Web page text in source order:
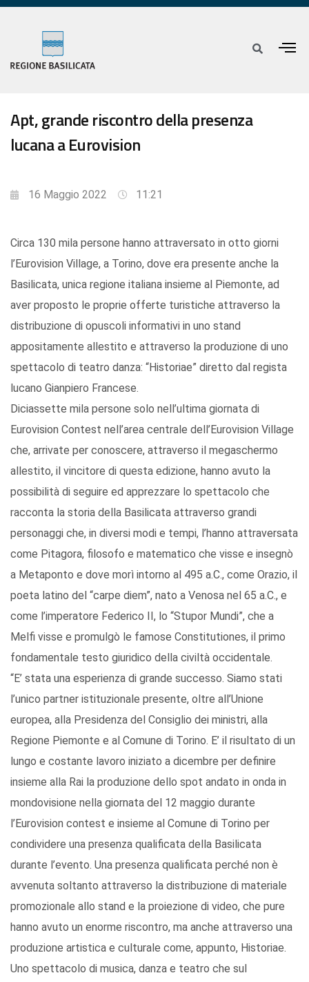
Apt, grande riscontro della presenza
lucana a Eurovision
16 Maggio 2022 11:21
Circa 130 mila persone hanno attraversato in otto giorni
l’Eurovision Village, a Torino, dove era presente anche la
Basilicata, unica regione italiana insieme al Piemonte, ad
aver proposto le proprie offerte turistiche attraverso la
distribuzione di opuscoli informativi in uno stand
appositamente allestito e attraverso la produzione di uno
spettacolo di teatro danza: “Historiae” diretto dal regista
lucano Gianpiero Francese.
Diciassette mila persone solo nell’ultima giornata di
Eurovision Contest nell’area centrale dell’Eurovision Village
che, arrivate per conoscere, attraverso il megaschermo
allestito, il vincitore di questa edizione, hanno avuto la
possibilità di seguire ed apprezzare lo spettacolo che
racconta la storia della Basilicata attraverso grandi
personaggi che, in diversi modi e tempi, l’hanno attraversata
come Pitagora, filosofo e matematico che visse e insegnò
a Metaponto e dove morì intorno al 495 a.C., come Orazio, il
poeta latino del “carpe diem”, nato a Venosa nel 65 a.C., e
come l’imperatore Federico II, lo “Stupor Mundi”, che a
Melfi visse e promulgò le famose Constitutiones, il primo
fondamentale testo giuridico della civiltà occidentale.
“E’ stata una esperienza di grande successo. Siamo stati
l’unico partner istituzionale presente, oltre all’Unione
europea, alla Presidenza del Consiglio dei ministri, alla
Regione Piemonte e al Comune di Torino. E’ il risultato di un
lungo e costante lavoro iniziato a dicembre per definire
insieme alla Rai la produzione dello spot andato in onda in
mondovisione nella giornata del 12 maggio durante
l’Eurovision contest e insieme al Comune di Torino per
condividere una presenza qualificata della Basilicata
durante l’evento. Una presenza qualificata perché non è
avvenuta soltanto attraverso la distribuzione di materiale
promozionale allo stand e la proiezione di video, che pure
hanno avuto un enorme riscontro, ma anche attraverso una
produzione artistica e culturale come, appunto, Historiae.
Uno spettacolo di musica, danza e teatro che sul